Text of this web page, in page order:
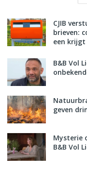
CJIB
brieven:
een krijgt
B&B Vol
geven
Mysterie
B&B Vol